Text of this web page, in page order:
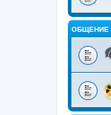
ОБЩЕНИЕ